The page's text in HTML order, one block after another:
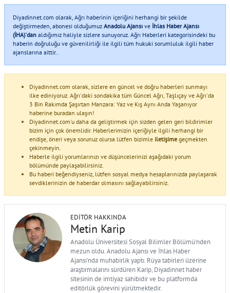
Diyadinnet.com olarak, Ağrı haberinin içeriğini herhangi bir şekilde
değiştirmeden, abonesi olduğumuz Anadolu Ajansı ve İhlas Haber Ajansı
(İHA)'dan aldığımız haliyle sizlere sunuyoruz. Ağrı Haberleri kategorisindeki bu
haberin doğruluğu ve güvenilirliği ile ilgili tüm hukuki sorumluluk ilgili haber
ajanslarına aittir..
Diyadinnet.com olarak, sizlere en güncel ve doğru haberleri sunmayı
ilke ediniyoruz. Ağrı'daki sondakika tüm Güncel Ağrı, Taşlıçay ve Ağrı'da
3 Bin Rakımda Şaşırtan Manzara: Yaz ve Kış Aynı Anda Yaşanıyor
haberine buradan ulaşın!
Diyadinnet.com'u daha da geliştirmek için sizden gelen geri bildirimler
bizim için çok önemlidir. Haberlerimizin içeriğiyle ilgili herhangi bir
endişe, öneri veya sorunuz olursa lütfen bizimle iletişime geçmekten
çekinmeyin.
Haberle ilgili yorumlarınızı ve düşüncelerinizi aşağıdaki yorum
bölümünde paylaşabilirsiniz.
Bu haberi beğendiyseniz, lütfen sosyal medya hesaplarınızda paylaşarak
sevdiklerinizin de haberdar olmasını sağlayabilirsiniz.
EDITÖR HAKKINDA
Metin Karip
Anadolu Üniversitesi Sosyal Bilimler Bölümü'nden
mezun oldu. Anadolu Ajansı ve İhlas Haber
Ajansı'nda muhabirlik yaptı. Rüya tabirleri üzerine
araştırmalarını sürdüren Karip, Diyadinnet haber
sitesinin de imtiyaz sahibidir ve bu platformda
editörlük görevini yürütmektedir.